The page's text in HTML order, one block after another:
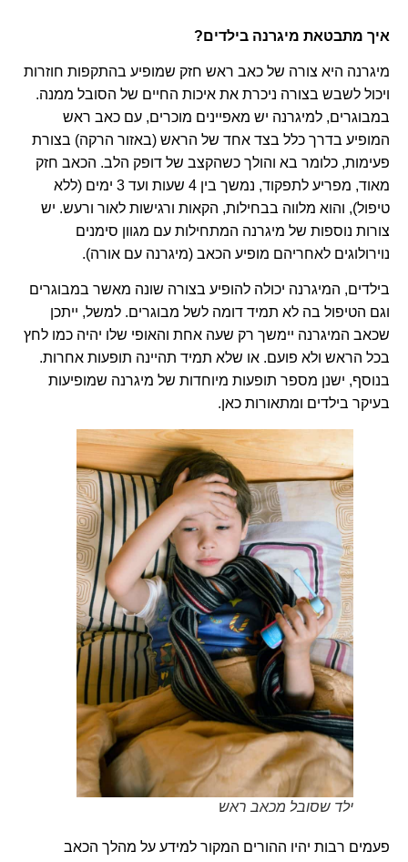
איך מתבטאת מיגרנה בילדים?
מיגרנה היא צורה של כאב ראש חזק שמופיע בהתקפות חוזרות
ויכול לשבש בצורה ניכרת את איכות החיים של הסובל ממנה.
במבוגרים, למיגרנה יש מאפיינים מוכרים, עם כאב ראש
המופיע בדרך כלל בצד אחד של הראש (באזור הרקה) בצורת
פעימות, כלומר בא והולך כשהקצב של דופק הלב. הכאב חזק
מאוד, מפריע לתפקוד, נמשך בין 4 שעות ועד 3 ימים (ללא
טיפול), והוא מלווה בבחילות, הקאות ורגישות לאור ורעש. יש
צורות נוספות של מיגרנה המתחילות עם מגוון סימנים
נוירולוגים לאחריהם מופיע הכאב (מיגרנה עם אורה).
בילדים, המיגרנה יכולה להופיע בצורה שונה מאשר במבוגרים
וגם הטיפול בה לא תמיד דומה לשל מבוגרים. למשל, ייתכן
שכאב המיגרנה יימשך רק שעה אחת והאופי שלו יהיה כמו לחץ
בכל הראש ולא פועם. או שלא תמיד תהיינה תופעות אחרות.
בנוסף, ישנן מספר תופעות מיוחדות של מיגרנה שמופיעות
בעיקר בילדים ומתאורות כאן.
ילד שסובל מכאב ראש
פעמים רבות יהיו ההורים המקור למידע על מהלך הכאב